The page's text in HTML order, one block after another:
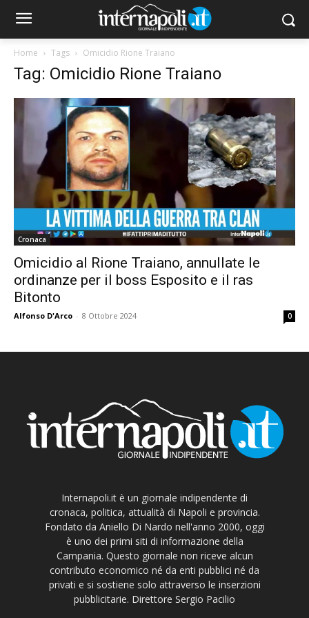
Home Tags Omicidio Rione Traiano
Tag: Omicidio Rione Traiano
Cronaca
Omicidio al Rione Traiano, annullate le
ordinanze per il boss Esposito e il ras
Bitonto
Alfonso D'Arco - 8 Ottobre 2024 0
Internapoli.it è un giornale indipendente di
cronaca, politica, attualità di Napoli e provincia.
Fondato da Aniello Di Nardo nell'anno 2000, oggi
è uno dei primi siti di informazione della
Campania. Questo giornale non riceve alcun
contributo economico né da enti pubblici né da
privati e si sostiene solo attraverso le inserzioni
pubblicitarie. Direttore Sergio Pacilio